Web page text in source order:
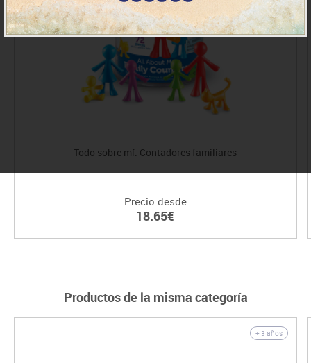
Todo sobre mí. Contadores familiares
Precio desde
18.65€
Productos de la misma categoría
+ 3 años